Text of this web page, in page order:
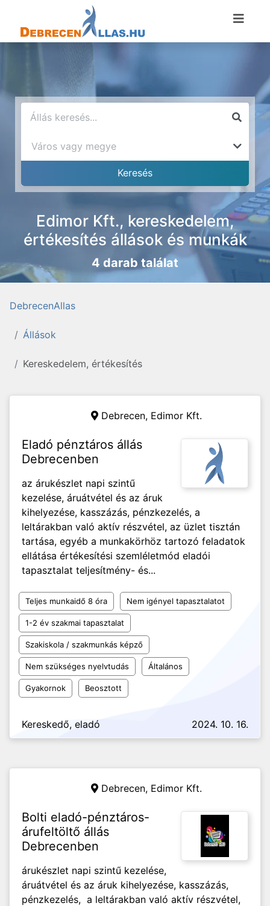
Edimor Kft., kereskedelem,
értékesítés állások és munkák
4 darab találat
DebrecenAllas
Állások
Kereskedelem, értékesítés
Debrecen, Edimor Kft.
Eladó pénztáros állás
Debrecenben
az árukészlet napi szintű
kezelése, áruátvétel és az áruk
kihelyezése, kasszázás, pénzkezelés, a
leltárakban való aktív részvétel, az üzlet tisztán
tartása, egyéb a munkakörhöz tartozó feladatok
ellátása értékesítési szemléletmód eladói
tapasztalat teljesítmény- és...
Teljes munkaidő 8 óra Nem igényel tapasztalatot
1-2 év szakmai tapasztalat
Szakiskola / szakmunkás képző
Nem szükséges nyelvtudás Általános
Gyakornok Beosztott
Kereskedő, eladó 2024. 10. 16.
Debrecen, Edimor Kft.
Bolti eladó-pénztáros-
árufeltöltő állás
Debrecenben
árukészlet napi szintű kezelése,
áruátvétel és az áruk kihelyezése, kasszázás,
pénzkezelés, a leltárakban való aktív részvétel,